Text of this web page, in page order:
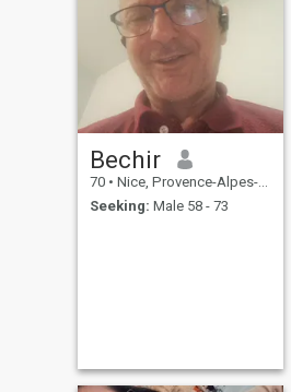
Bechir
70 • Nice, Provence-Alpes-Côte d'Azur, France
Seeking: Male 58 - 73